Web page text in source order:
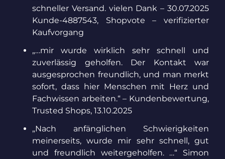
schneller Versand. vielen Dank – 30.07.2025
Kunde-4887543, Shopvote – verifizierter
Kaufvorgang
„…mir wurde wirklich sehr schnell und
zuverlässig geholfen. Der Kontakt war
ausgesprochen freundlich, und man merkt
sofort, dass hier Menschen mit Herz und
Fachwissen arbeiten.“ – Kundenbewertung,
Trusted Shops, 13.10.2025
„Nach anfänglichen Schwierigkeiten
meinerseits, wurde mir sehr schnell, gut
und freundlich weitergeholfen. …“ Simon